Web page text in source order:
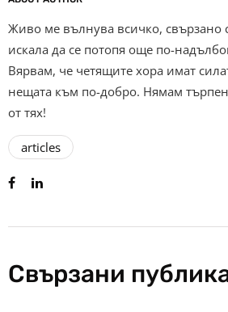
Живо ме вълнува всичко, свързано
искала да се потопя още по-
Вярвам, че четящите хора имат
нещата към по-добро. Нямам
от тях!
articles
Свързани